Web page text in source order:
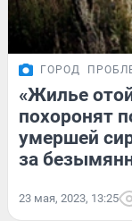
ГОРОД
«Жилье
похоронят
умершей
за
23 мая, 2023, 13:25